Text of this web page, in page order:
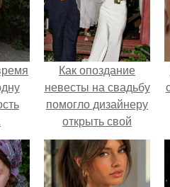
Как опоздание
невесты на свадьбу
помогло дизайнеру
открыть свой
бренд.